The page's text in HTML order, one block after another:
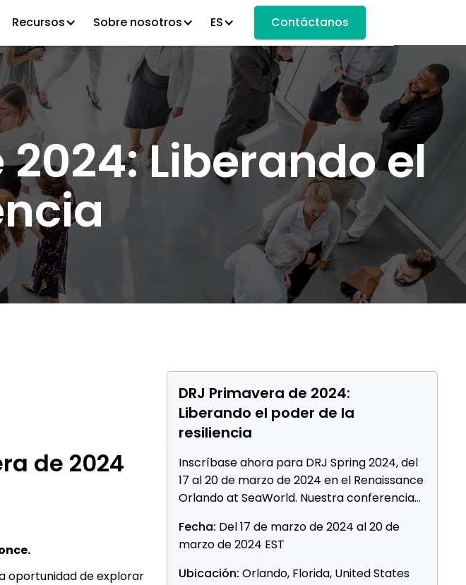
Recursos Sobre nosotros ES Contáctanos
Liberando el
de 2024
oportunidad de explorar
DRJ Primavera de 2024:
Liberando el poder de la
resiliencia
Inscríbase ahora para DRJ Spring 2024, del
17 al 20 de marzo de 2024 en el Renaissance
Orlando at SeaWorld. Nuestra conferencia
actividades y herramientas crean valor al
fomentar la resiliencia.
Fecha: Del 17 de marzo de 2024 al 20 de
marzo de 2024 EST
Ubicación: Orlando, Florida, United States